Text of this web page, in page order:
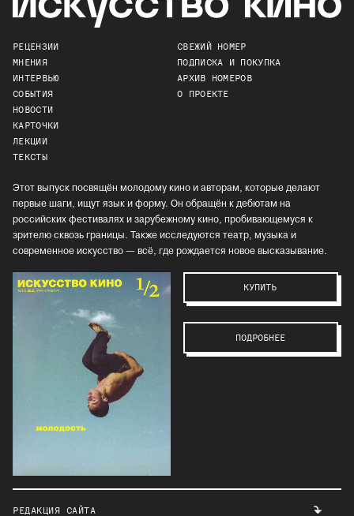
РЕЦЕНЗИИ
МНЕНИЯ
ИНТЕРВЬЮ
СОБЫТИЯ
НОВОСТИ
КАРТОЧКИ
ЛЕКЦИИ
ТЕКСТЫ
СВЕЖИЙ НОМЕР
ПОДПИСКА И ПОКУПКА
АРХИВ НОМЕРОВ
О ПРОЕКТЕ
Этот выпуск посвящён молодому кино и авторам, которые делают
первые шаги, ищут язык и форму. Он обращён к дебютам на
российских фестивалях и зарубежному кино, пробивающемуся к
зрителю сквозь границы. Также исследуются театр, музыка и
современное искусство — всё, где рождается новое высказывание.
КУПИТЬ
ПОДРОБНЕЕ
РЕДАКЦИЯ САЙТА